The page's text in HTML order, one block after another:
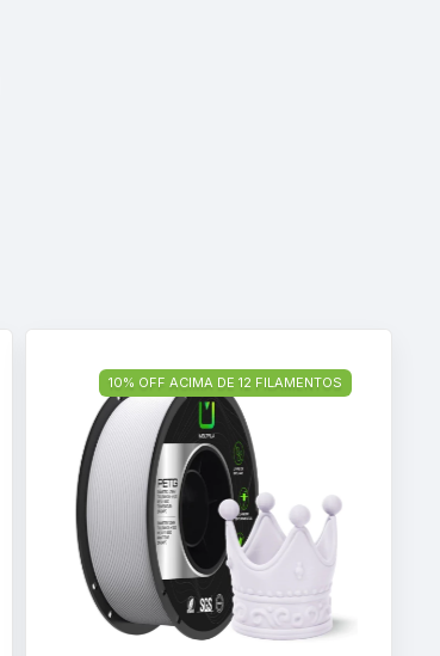
10% OFF ACIMA DE 12 FILAMENTOS